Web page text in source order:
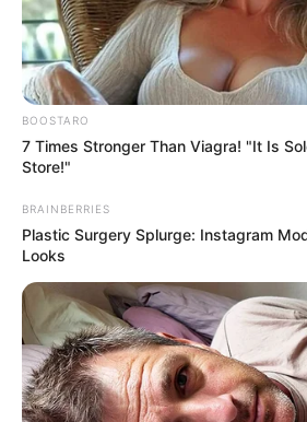
Η 20χρονη
Η 20χρονη Ανδριάννα
την Εύβοια που τους
Με τη φωνή της και το
χαμόγελο, η
τιςΡοβιέςκατέκτησε το
coaches του
ΤοThe Voice of Greece,
Voice, είναι η ελληνική
μουσικούtalent showπου
σε πολλές χώρες
BOOSTARO
7 Times Stronger Than Viagra! "It Is
Store!"
BRAINBERRIES
Plastic Surgery Splurge: Instagram
Looks